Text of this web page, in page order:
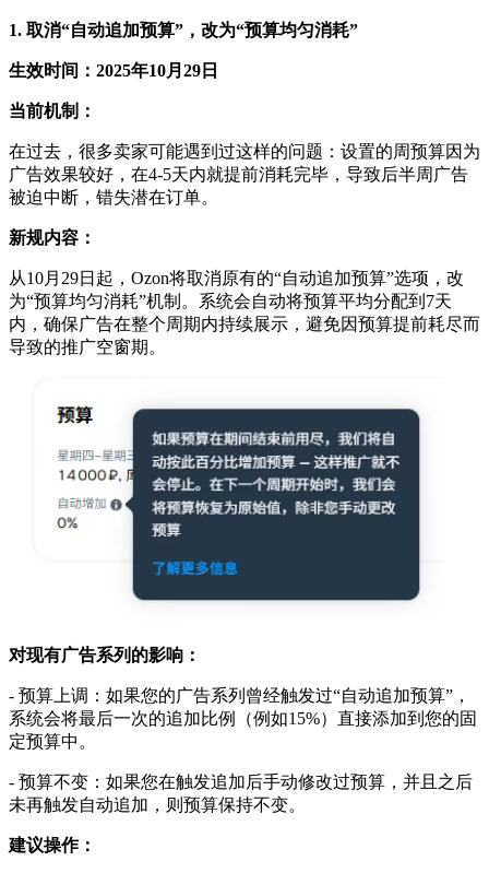
1. 取消“自动追加预算”，改为“预算均匀消耗”
生效时间： 2025年10月29日
当前机制：
在过去，很多卖家可能遇到过这样的问题：设置的周预算因为
广告效果较好，在4-5天内就提前消耗完毕，导致后半周广告
被迫中断，错失潜在订单。
新规内容：
从10月29日起，Ozon将取消原有的“自动追加预算”选项，改
为“预算均匀消耗”机制。系统会自动将预算平均分配到7天
内，确保广告在整个周期内持续展示，避免因预算提前耗尽而
导致的推广空窗期。
对现有广告系列的影响：
- 预算上调：如果您的广告系列曾经触发过“自动追加预算”，
系统会将最后一次的追加比例（例如15%）直接添加到您的固
定预算中。
- 预算不变：如果您在触发追加后手动修改过预算，并且之后
未再触发自动追加，则预算保持不变。
建议操作：